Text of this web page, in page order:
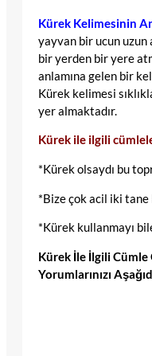
Kürek Kelimesinin
yayvan bir ucun uzun
bir yerden bir yere
anlamına gelen bir
Kürek kelimesi
yer almaktadır.
Kürek ile ilgili
*Kürek olsaydı bu
*Bize çok acil iki
*Kürek kullanmayı
Kürek İle İlgili Cümle
Yorumlarınızı